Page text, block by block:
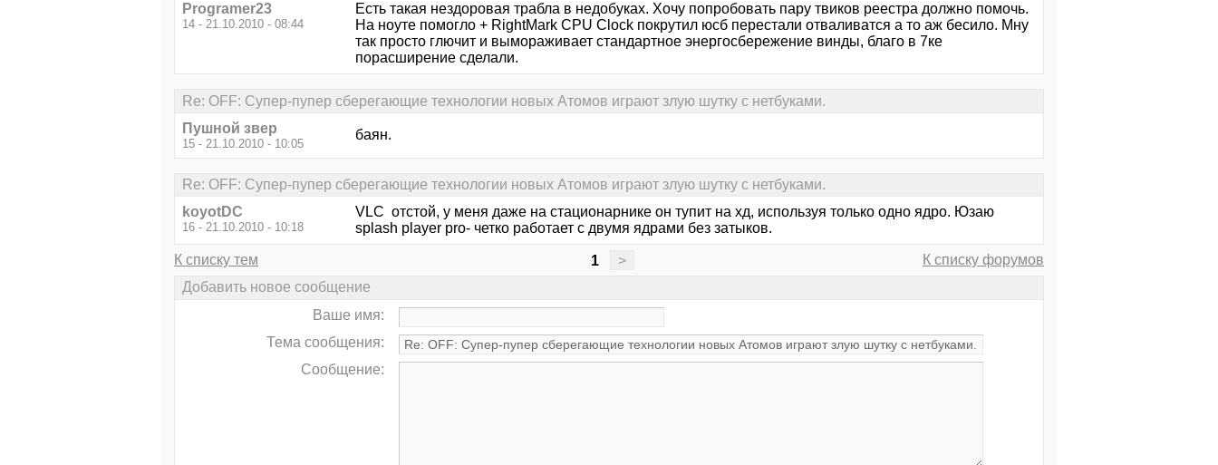
Programer23
14 - 21.10.2010 - 08:44
Есть такая нездоровая трабла в недобуках. Хочу попробовать пару твиков реестра должно помочь.
На ноуте помогло + RightMark CPU Clock покрутил юсб перестали отваливатся а то аж бесило. Мну
так просто глючит и вымораживает стандартное энергосбережение винды, благо в 7ке
порасширение сделали.
Re: OFF: Супер-пупер сберегающие технологии новых Атомов играют злую шутку с нетбуками.
Пушной звер
15 - 21.10.2010 - 10:05
баян.
Re: OFF: Супер-пупер сберегающие технологии новых Атомов играют злую шутку с нетбуками.
koyotDC
16 - 21.10.2010 - 10:18
VLC отстой, у меня даже на стационарнике он тупит на хд, используя только одно ядро. Юзаю
splash player pro- четко работает с двумя ядрами без затыков.
К списку тем 1 >
К списку форумов
Добавить новое сообщение
Ваше имя:
Тема сообщения:
Сообщение: